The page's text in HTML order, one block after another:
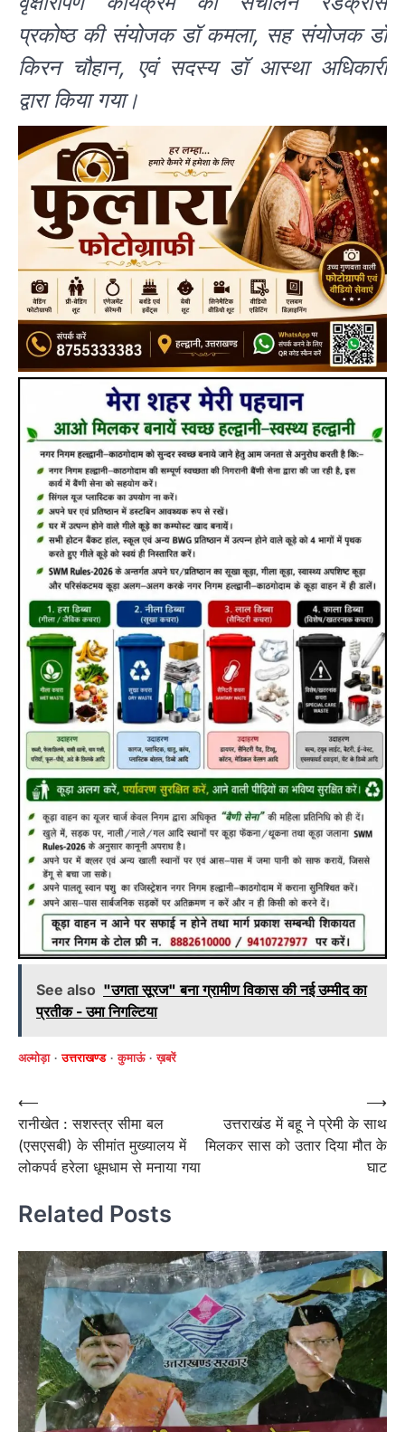
प्रकोष्ठ की संयोजक डॉ कमला, सह संयोजक डॉ
किरन चौहान, एवं सदस्य डॉ आस्था अधिकारी
द्वारा किया गया।
See also "उगता सूरज" बना ग्रामीण विकास की नई उम्मीद का
प्रतीक - उमा निगल्टिया
अल्मोड़ा उत्तराखण्ड कुमाऊं ख़बरें
Post
navigation
⟵
रानीखेत : सशस्त्र सीमा बल
(एसएसबी) के सीमांत मुख्यालय में
लोकपर्व हरेला धूमधाम से मनाया गया
उत्तराखंड में बहू ने प्रेमी के साथ
मिलकर सास को उतार दिया मौत के
घाट
⟶
Related Posts